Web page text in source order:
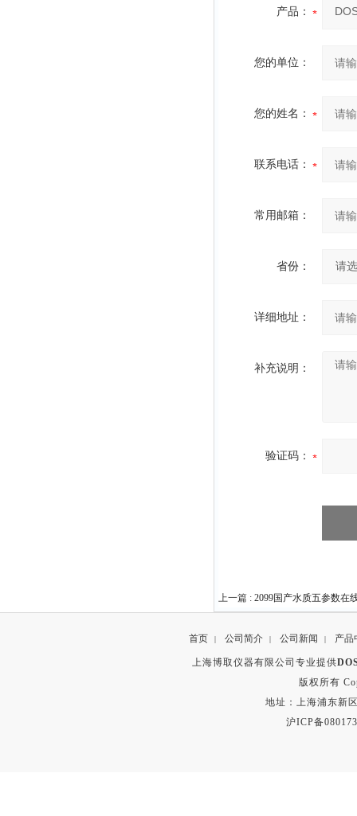
产品：
您的单位：
您的姓名：
联系电话：
常用邮箱：
省份：
详细地址：
补充说明：
验证码：
上一篇 : 2099国产水质五参数在
首页 | 公司简介 | 公司新闻 | 产品
上海博取仪器有限公司专业提供
版权所有
地址：上海浦东新
沪ICP备